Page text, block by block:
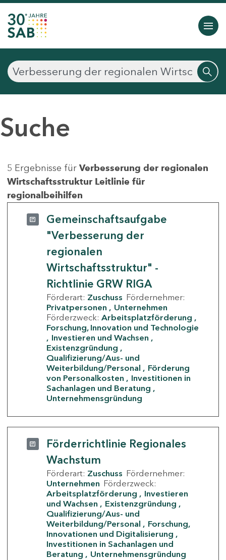
Suche
5 Ergebnisse für Verbesserung der regionalen
Wirtschaftsstruktur Leitlinie für
regionalbeihilfen
Gemeinschaftsaufgabe
"Verbesserung der
regionalen
Wirtschaftsstruktur" -
Richtlinie GRW RIGA
Förderart: Zuschuss Fördernehmer:
Privatpersonen
Unternehmen
Förderzweck: Arbeitsplatzförderung
Forschung, Innovation und Technologie
Investieren und Wachsen
Existenzgründung
Qualifizierung/Aus- und
Weiterbildung/Personal
Förderung
von Personalkosten
Investitionen in
Sachanlagen und Beratung
Unternehmensgründung
Förderrichtlinie Regionales
Wachstum
Förderart: Zuschuss Fördernehmer:
Unternehmen Förderzweck:
Arbeitsplatzförderung
Investieren
und Wachsen
Existenzgründung
Qualifizierung/Aus- und
Weiterbildung/Personal
Forschung,
Innovationen und Digitalisierung
Investitionen in Sachanlagen und
Beratung
Unternehmensgründung